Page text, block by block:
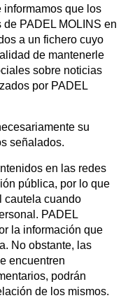
informamos que los
PADEL MOLINS en
a un fichero cuyo
de mantenerle
sobre noticias
por PADEL
su
señalados.
en las redes
pública, por lo que
cautela cuando
PADEL
la información que
No obstante, las
encuentren
podrán
de los mismos.